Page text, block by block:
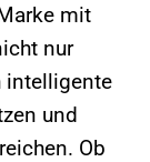
mit
nur
intelligente
und
Ob